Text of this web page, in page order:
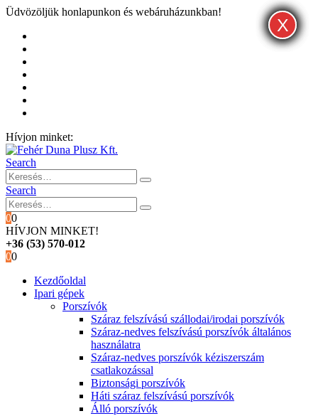
Üdvözöljük honlapunkon és webáruházunkban!
Hívjon minket:
Search
Search
00
HÍVJON MINKET!
+36 (53) 570-012
00
Kezdőoldal
Ipari gépek
Porszívók
Száraz felszívású szállodai/irodai porszívók
Száraz-nedves felszívású porszívók általános
használatra
Száraz-nedves porszívók kéziszerszám
csatlakozással
Biztonsági porszívók
Háti száraz felszívású porszívók
Álló porszívók
X
X
X